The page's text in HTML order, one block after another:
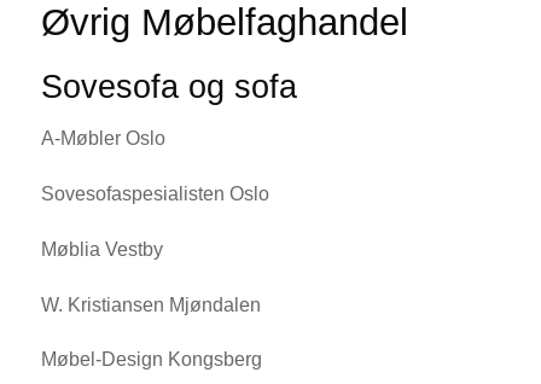
Øvrig Møbelfaghandel
Sovesofa og sofa
A-Møbler Oslo
Sovesofaspesialisten Oslo
Møblia Vestby
W. Kristiansen Mjøndalen
Møbel-Design Kongsberg